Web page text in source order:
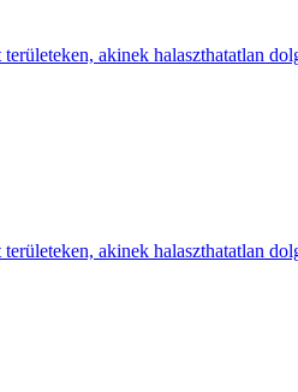
akinek halaszthatatlan
akinek halaszthatatlan